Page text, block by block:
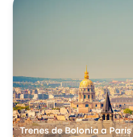
Trenes de Bolonia a París